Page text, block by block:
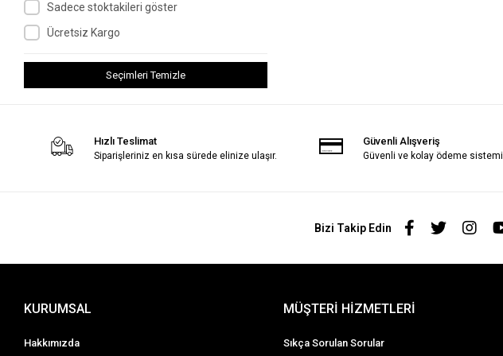
Sadece stoktakileri göster
Ücretsiz Kargo
Seçimleri Temizle
Hızlı Teslimat
Siparişleriniz en kısa sürede elinize ulaşır.
Güvenli Alışveriş
Güvenli ve kolay ödeme sistemi
Bizi Takip Edin
KURUMSAL
Hakkımızda
MÜŞTERİ HİZMETLERİ
Sıkça Sorulan Sorular